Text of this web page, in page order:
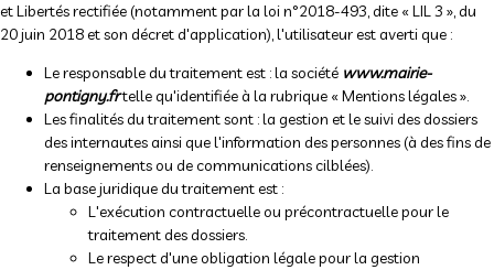
et Libertés rectifiée (notamment par la loi n°2018-493, dite « LIL 3 », du
20 juin 2018 et son décret d'application), l'utilisateur est averti que :
Le responsable du traitement est : la société www.mairie-
pontigny.frtelle qu'identifiée à la rubrique « Mentions légales ».
Les finalités du traitement sont : la gestion et le suivi des dossiers
des internautes ainsi que l'information des personnes (à des fins de
renseignements ou de communications cilblées).
La base juridique du traitement est :
L'exécution contractuelle ou précontractuelle pour le
traitement des dossiers.
Le respect d'une obligation légale pour la gestion